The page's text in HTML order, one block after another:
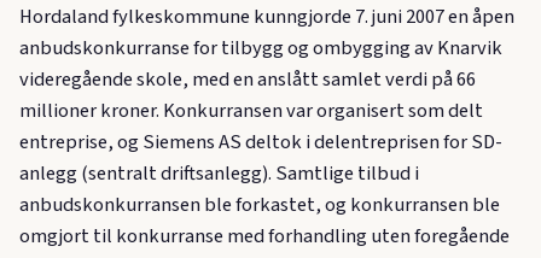
Hordaland fylkeskommune kunngjorde 7. juni 2007 en åpen
anbudskonkurranse for tilbygg og ombygging av Knarvik
videregående skole, med en anslått samlet verdi på 66
millioner kroner. Konkurransen var organisert som delt
entreprise, og Siemens AS deltok i delentreprisen for SD-
anlegg (sentralt driftsanlegg). Samtlige tilbud i
anbudskonkurransen ble forkastet, og konkurransen ble
omgjort til konkurranse med forhandling uten foregående